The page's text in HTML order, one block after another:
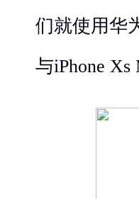
们就使用华
与iPhone Xs